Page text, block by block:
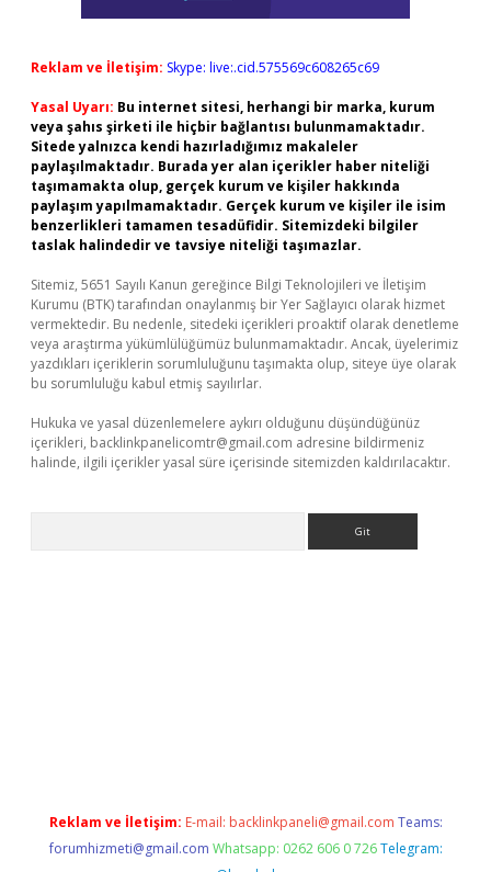
Reklam ve İletişim: Skype: live:.cid.575569c608265c69
Yasal Uyarı: Bu internet sitesi, herhangi bir marka, kurum
veya şahıs şirketi ile hiçbir bağlantısı bulunmamaktadır.
Sitede yalnızca kendi hazırladığımız makaleler
paylaşılmaktadır. Burada yer alan içerikler haber niteliği
taşımamakta olup, gerçek kurum ve kişiler hakkında
paylaşım yapılmamaktadır. Gerçek kurum ve kişiler ile isim
benzerlikleri tamamen tesadüfidir. Sitemizdeki bilgiler
taslak halindedir ve tavsiye niteliği taşımazlar.
Sitemiz, 5651 Sayılı Kanun gereğince Bilgi Teknolojileri ve İletişim
Kurumu (BTK) tarafından onaylanmış bir Yer Sağlayıcı olarak hizmet
vermektedir. Bu nedenle, sitedeki içerikleri proaktif olarak denetleme
veya araştırma yükümlülüğümüz bulunmamaktadır. Ancak, üyelerimiz
yazdıkları içeriklerin sorumluluğunu taşımakta olup, siteye üye olarak
bu sorumluluğu kabul etmiş sayılırlar.
Hukuka ve yasal düzenlemelere aykırı olduğunu düşündüğünüz
içerikleri, backlinkpanelicomtr@gmail.com adresine bildirmeniz
halinde, ilgili içerikler yasal süre içerisinde sitemizden kaldırılacaktır.
Reklam ve İletişim: E-mail: backlinkpaneli@gmail.com Teams:
forumhizmeti@gmail.com Whatsapp: 0262 606 0 726 Telegram: